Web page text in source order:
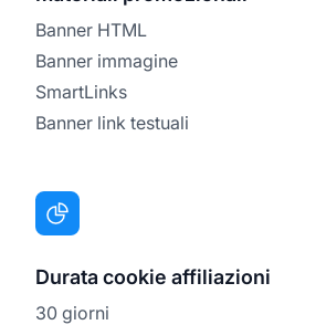
Banner HTML
Banner immagine
SmartLinks
Banner link testuali
Durata cookie affiliazioni
30 giorni